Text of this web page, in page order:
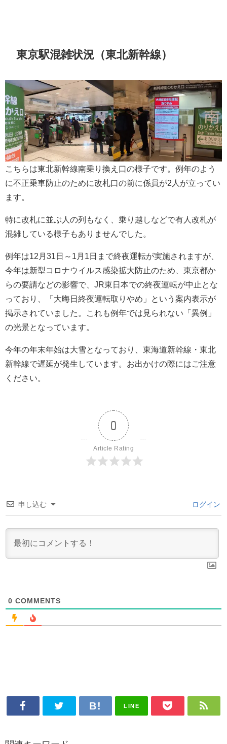
東京駅混雑状況（東北新幹線）
こちらは東北新幹線南乗り換え口の様子です。例年のよう
に不正乗車防止のために改札口の前に係員が2人が立ってい
ます。
特に改札に並ぶ人の列もなく、乗り越しなどで有人改札が
混雑している様子もありませんでした。
例年は12月31日～1月1日まで終夜運転が実施されますが、
今年は新型コロナウイルス感染拡大防止のため、東京都か
らの要請などの影響で、JR東日本での終夜運転が中止とな
っており、「大晦日終夜運転取りやめ」という案内表示が
掲示されていました。これも例年では見られない「異例」
の光景となっています。
今年の年末年始は大雪となっており、東海道新幹線・東北
新幹線で遅延が発生しています。お出かけの際にはご注意
ください。
0
Article Rating
申し込む ログイン
0 COMMENTS
LINE